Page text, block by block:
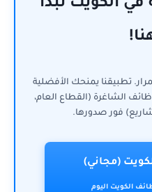
الكويت تبدأ
تطبيقنا يمنحك الأفضلية
الشاغرة (القطاع العام،
فور صدورها.
(مجاني)
الكويت اليوم